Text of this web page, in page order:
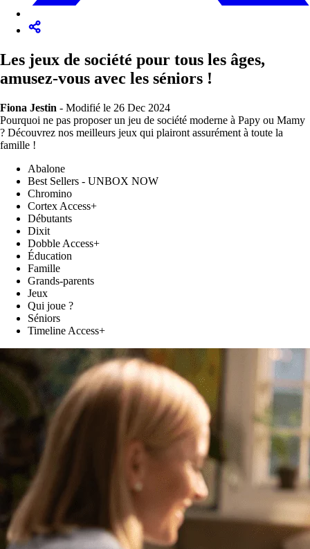
Les jeux de société pour tous les âges,
amusez-vous avec les séniors !
Fiona Jestin - Modifié le 26 Dec 2024
Pourquoi ne pas proposer un jeu de société moderne à Papy ou Mamy
? Découvrez nos meilleurs jeux qui plairont assurément à toute la
famille !
Abalone
Best Sellers - UNBOX NOW
Chromino
Cortex Access+
Débutants
Dixit
Dobble Access+
Éducation
Famille
Grands-parents
Jeux
Qui joue ?
Séniors
Timeline Access+